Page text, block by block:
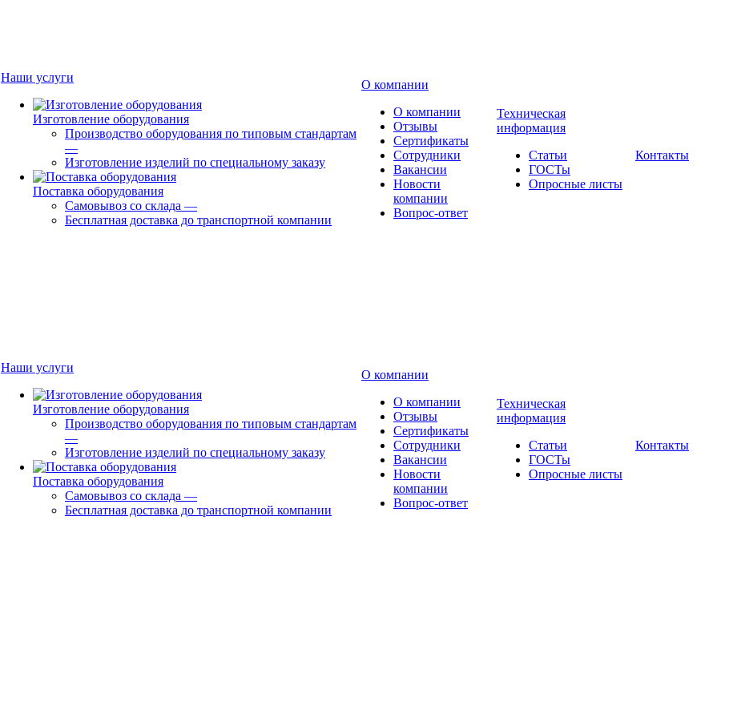
Наши услуги
Изготовление оборудования
Производство оборудования по типовым стандартам
—
Изготовление изделий по специальному заказу
Поставка оборудования
Самовывоз со склада —
Бесплатная доставка до транспортной компании
О компании
О компании
Отзывы
Сертификаты
Сотрудники
Вакансии
Новости
компании
Вопрос-ответ
Техническая
информация
Статьи
ГОСТы
Опросные листы
Контакты
Наши услуги
Изготовление оборудования
Производство оборудования по типовым стандартам
—
Изготовление изделий по специальному заказу
Поставка оборудования
Самовывоз со склада —
Бесплатная доставка до транспортной компании
О компании
О компании
Отзывы
Сертификаты
Сотрудники
Вакансии
Новости
компании
Вопрос-ответ
Техническая
информация
Статьи
ГОСТы
Опросные листы
Контакты